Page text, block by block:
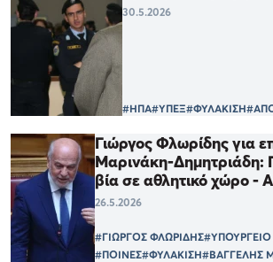
30.5.2026
#ΗΠΑ#ΥΠΕΞ#ΦΥΛΑΚΙΣΗ
Γιώργος Φλωρίδης για
Μαρινάκη-Δημητριάδη:
βία σε αθλητικό χώρο -
26.5.2026
#ΓΙΩΡΓΟΣ ΦΛΩΡΙΔΗΣ
#ΠΟΙΝΕΣ#ΦΥΛΑΚΙΣΗ#ΒΑΓΓΕΛΗΣ